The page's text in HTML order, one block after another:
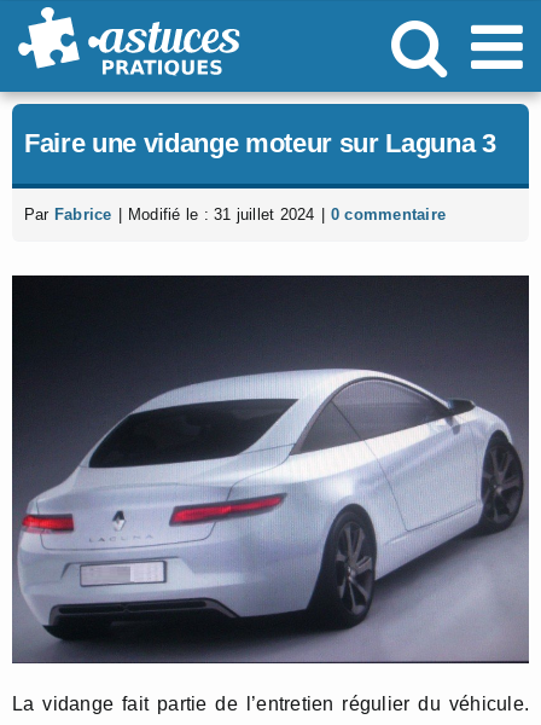
Passer
au
Faire une vidange moteur sur Laguna 3
Par Fabrice Modifié le : 31 juillet 2024 0 commentaire
La vidange fait partie de l’entretien régulier du véhicule.